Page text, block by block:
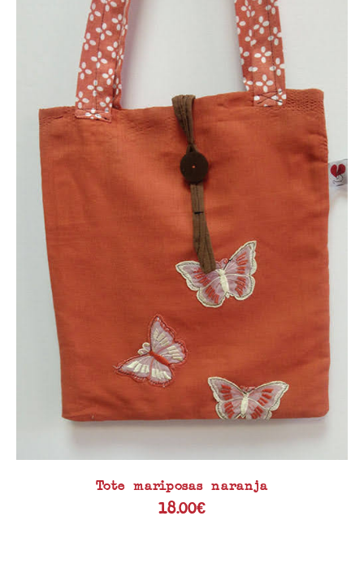
Tote mariposas naranja
18.00€